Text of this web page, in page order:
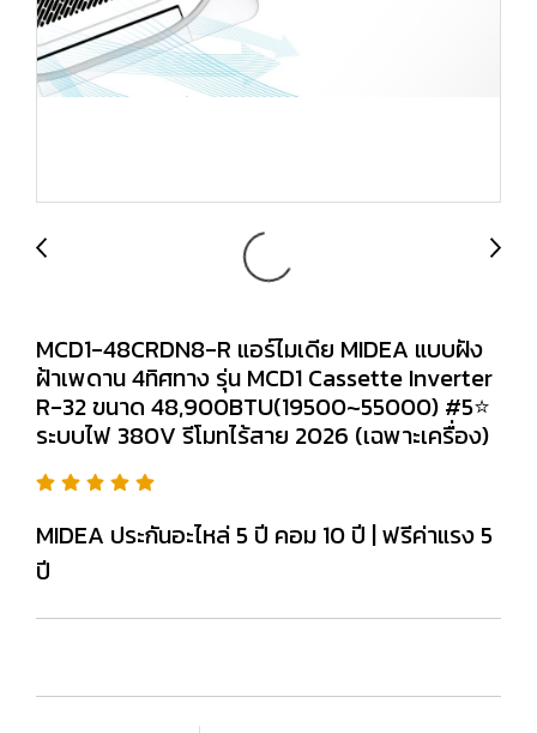
MCD1-48CRDN8-R แอร์ไมเดีย MIDEA แบบฝัง
ฝ้าเพดาน 4ทิศทาง รุ่น MCD1 Cassette Inverter
R-32 ขนาด 48,900BTU(19500~55000) #5⭐
ระบบไฟ 380V รีโมทไร้สาย 2026 (เฉพาะเครื่อง)
MIDEA ประกันอะไหล่ 5 ปี คอม 10 ปี | ฟรีค่าแรง 5
ปี